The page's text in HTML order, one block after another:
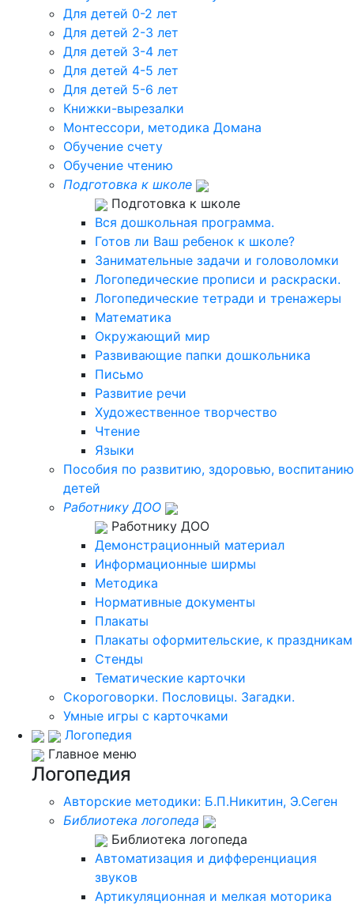
Для детей 0-2 лет
Для детей 2-3 лет
Для детей 3-4 лет
Для детей 4-5 лет
Для детей 5-6 лет
Книжки-вырезалки
Монтессори, методика Домана
Обучение счету
Обучение чтению
Подготовка к школе
Подготовка к школе
Вся дошкольная программа.
Готов ли Ваш ребенок к школе?
Занимательные задачи и головоломки
Логопедические прописи и раскраски.
Логопедические тетради и тренажеры
Математика
Окружающий мир
Развивающие папки дошкольника
Письмо
Развитие речи
Художественное творчество
Чтение
Языки
Пособия по развитию, здоровью, воспитанию
детей
Работнику ДОО
Работнику ДОО
Демонстрационный материал
Информационные ширмы
Методика
Нормативные документы
Плакаты
Плакаты оформительские, к праздникам
Стенды
Тематические карточки
Скороговорки. Пословицы. Загадки.
Умные игры с карточками
Логопедия
Главное меню
Логопедия
Авторские методики: Б.П.Никитин, Э.Сеген
Библиотека логопеда
Библиотека логопеда
Автоматизация и дифференциация
звуков
Артикуляционная и мелкая моторика